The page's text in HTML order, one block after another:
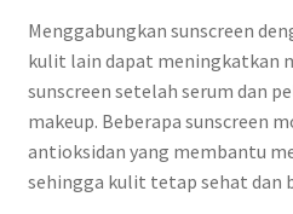
Menggabungkan sunscreen
kulit lain dapat meningkatkan
sunscreen setelah serum dan
makeup. Beberapa sunscreen
antioksidan yang membantu
sehingga kulit tetap sehat dan